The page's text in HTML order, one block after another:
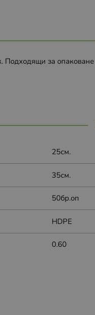
за
25см.
35см.
50бр.оп
HDPE
0.60